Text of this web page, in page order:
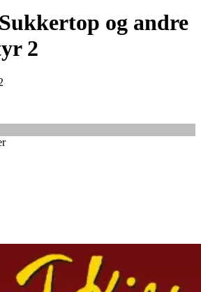
og andre
2